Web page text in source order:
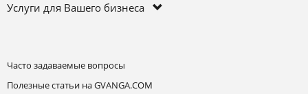
Услуги для Вашего бизнеса
Часто задаваемые вопросы
Полезные статьи на GVANGA.COM